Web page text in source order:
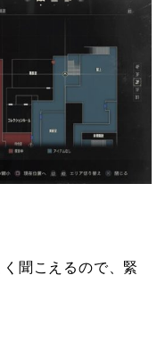
く聞こえるので、緊